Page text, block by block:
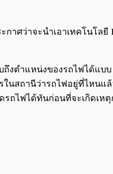
กาศว่าจะนำเอาเทคโนโลยี
ตำแหน่งของรถไฟได้แบบ
นสถานีว่ารถไฟอยู่ที่ไหนแ
รถไฟได้ทันก่อนที่จะเกิดเห